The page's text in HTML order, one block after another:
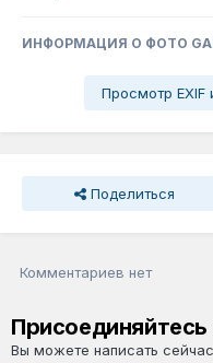
ИНФОРМАЦИЯ О ФОТО
Просмотр
Поделиться
Комментариев нет
Вы можете написать